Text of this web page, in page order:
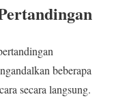
beberapa
secara langsung.